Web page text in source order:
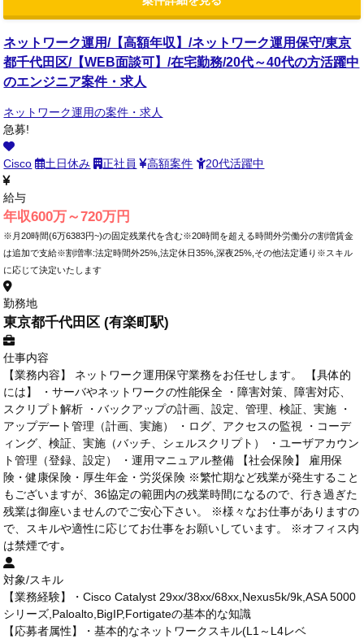
ネットワーク運用/【高額年収】/ネットワーク運用保守/東京
都千代田区/【WEB面談可】/在宅勤務/20代～40代の方活躍中
のエンジニア案件・求人
ネットワーク運用の案件・求人
急募!
Cisco 土日休み 正社員 高額案件 20代活躍中
給与
年収600万～720万円
※月20時間(6万6383円~)の固定残業代を含む※20時間を超える時間外労働分の割増賃金
は追加で支給※割増率:法定時間外25%,法定休日35%,深夜25%,その他法定通り※スキル
に応じて決定いたします
勤務地
東京都千代田区 (有楽町駅)
仕事内容
【業務内容】 ネットワーク運用保守業務をお任せします。 【具体的
には】 ・サーバやネットワークの性能保全 ・障害対策、障害対応、
スクリプト解析 ・バックアップの計画、設定、管理、検証、実施 ・
アップデート管理（計画、実施） ・ログ、アクセスの監視 ・コーデ
ィング、検証、実施（バッチ、シェルスクリプト） ・ユーザアカウン
ト管理（登録、設定） ・運用マニュアル整備 【社会保険】 雇用保
険・健康保険・厚生年金・労災保険 ※繁忙期など残業が発生すること
もございますが、36協定の範囲内の残業時間になるので、行き過ぎた
残業は御座いませんのでご安心下さい。 ※様々なお仕事がありますの
で、スキルや適性に応じてお仕事をお願いしています。 ※オフィス内
は禁煙です｡
対象/スキル
【業務経験】・Cisco Catalyst 29xx/38xx/68xx,Nexus5k/9k,ASA 5000
シリーズ,Paloalto,BigIP,Fortigateの基本的な知識
【応募者属性】・基本的なネットワークスキル(L1～L4レベ